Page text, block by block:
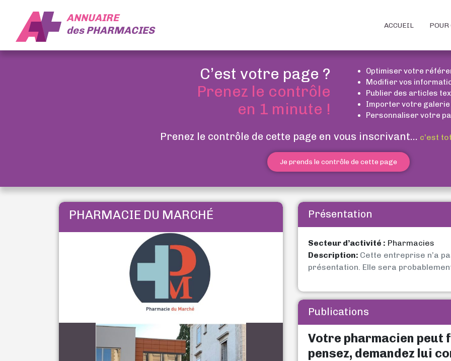
ANNUAIRE
desPHARMACIES ACCUEIL POUR
C’est votre page ?
Prenez le contrôle
en 1 minute !
Optimiser votre
Modifier vos
Publier des articles
Importer votre galerie
Personnaliser votre
Prenez le contrôle de cette page en vous inscrivant... c’est
Je prends le contrôle de cette page
PHARMACIE DU MARCHÉ Présentation
Secteur d’activité : Pharmacies
Description: Cette entreprise n’a
présentation. Elle sera
Publications
Votre pharmacien peut
pensez, demandez lui